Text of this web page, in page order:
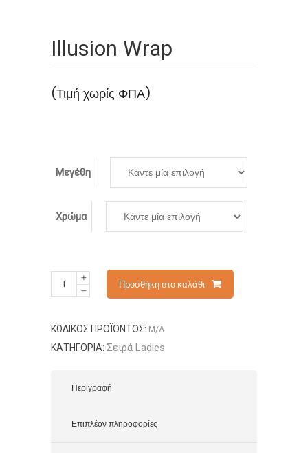
Illusion Wrap
(Τιμή χωρίς ΦΠΑ)
Μεγέθη
Χρώμα
Προσθήκη στο καλάθι
ΚΩΔΙΚΌΣ ΠΡΟΪΌΝΤΟΣ: Μ/Δ
ΚΑΤΗΓΟΡΊΑ: Σειρά Ladies
Περιγραφή
Επιπλέον πληροφορίες